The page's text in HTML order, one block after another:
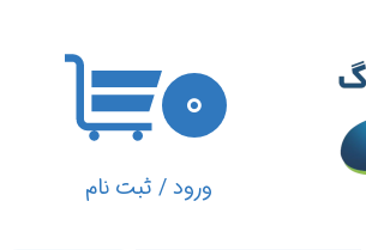
ورود/ ثبت نام
۰